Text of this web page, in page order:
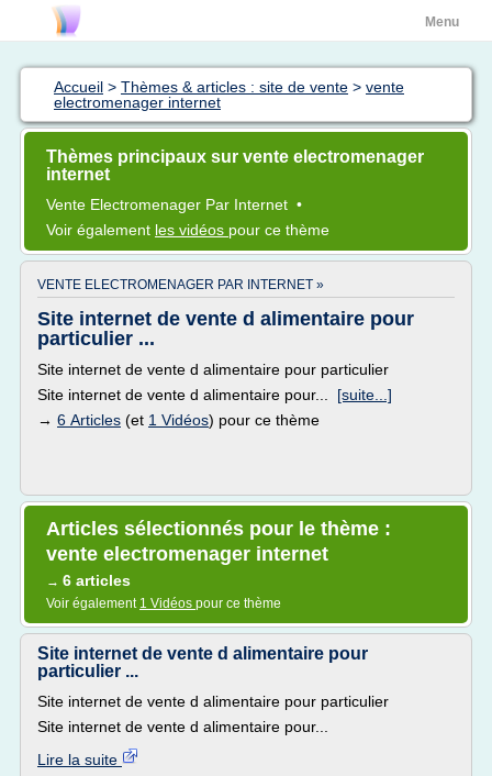
Menu
Accueil > Thèmes & articles : site de vente > vente
electromenager internet
Thèmes principaux sur vente electromenager
internet
Vente Electromenager Par Internet •
Voir également les vidéos pour ce thème
VENTE ELECTROMENAGER PAR INTERNET »
Site internet de vente d alimentaire pour
particulier ...
Site internet de vente d alimentaire pour particulier
Site internet de vente d alimentaire pour... [suite...]
→ 6 Articles (et 1 Vidéos) pour ce thème
Articles sélectionnés pour le thème :
vente electromenager internet
→ 6 articles
Voir également 1 Vidéos pour ce thème
Site internet de vente d alimentaire pour
particulier ...
Site internet de vente d alimentaire pour particulier
Site internet de vente d alimentaire pour...
Lire la suite